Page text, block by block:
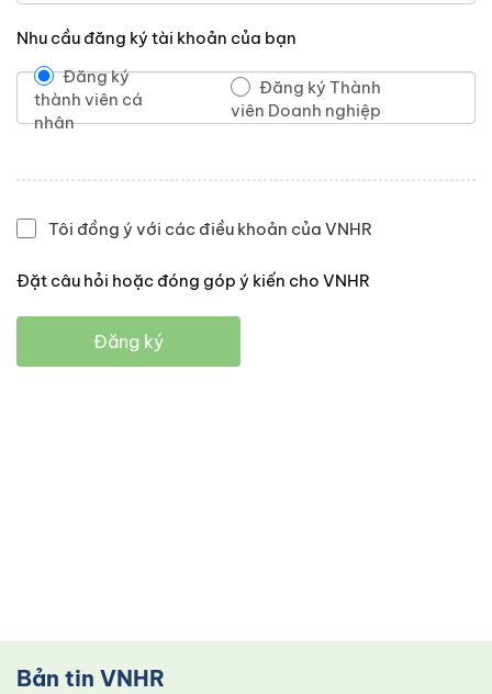
Nhu cầu đăng ký tài khoản của bạn
Đăng ký
thành viên cá
nhân
Đăng ký Thành
viên Doanh nghiệp
Tôi đồng ý với các điều khoản của VNHR
Đặt câu hỏi hoặc đóng góp ý kiến cho VNHR
Đăng ký
Bản tin VNHR